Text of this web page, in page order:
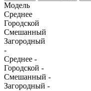
Модель
Среднее
Городской
Смешанный
Загородный
-
Среднее -
Городской -
Смешанный -
Загородный -